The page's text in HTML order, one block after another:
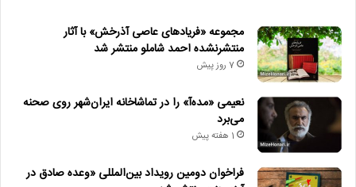
مجموعه «فریادهای عاصی آذرخش» با آثار
منتشرنشده احمد شاملو منتشر شد
7 روز پیش
نعیمی «مده‌آ» را در تماشاخانه ایران‌شهر روی صحنه
می‌برد
1 هفته پیش
فراخوان دومین رویداد بین‌المللی «وعده صادق در